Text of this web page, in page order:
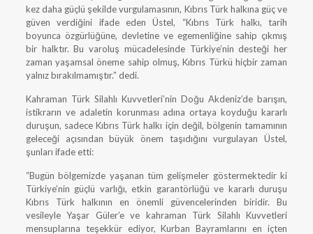
kez daha güçlü şekilde vurgulamasının, Kıbrıs Türk halkına güç ve
güven verdiğini ifade eden Üstel, “Kıbrıs Türk halkı, tarih
boyunca özgürlüğüne, devletine ve egemenliğine sahip çıkmış
bir halktır. Bu varoluş mücadelesinde Türkiye’nin desteği her
zaman yaşamsal öneme sahip olmuş, Kıbrıs Türkü hiçbir zaman
yalnız bırakılmamıştır.” dedi.
Kahraman Türk Silahlı Kuvvetleri’nin Doğu Akdeniz’de barışın,
istikrarın ve adaletin korunması adına ortaya koyduğu kararlı
duruşun, sadece Kıbrıs Türk halkı için değil, bölgenin tamamının
geleceği açısından büyük önem taşıdığını vurgulayan Üstel,
şunları ifade etti:
“Bugün bölgemizde yaşanan tüm gelişmeler göstermektedir ki
Türkiye’nin güçlü varlığı, etkin garantörlüğü ve kararlı duruşu
Kıbrıs Türk halkının en önemli güvencelerinden biridir. Bu
vesileyle Yaşar Güler’e ve kahraman Türk Silahlı Kuvvetleri
mensuplarına teşekkür ediyor, Kurban Bayramlarını en içten